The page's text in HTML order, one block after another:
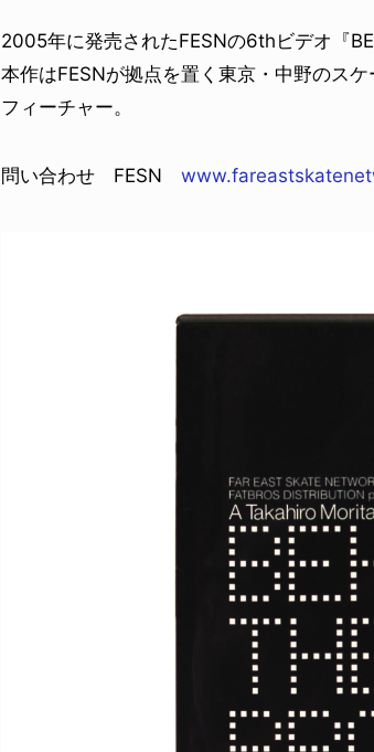
VOICE OF
2021.09.02
2005年に発売されたFESNの6thビデオ『
本作はFESNが拠点を置く東京・中野のス
フィーチャー。
問い合わせ FESN